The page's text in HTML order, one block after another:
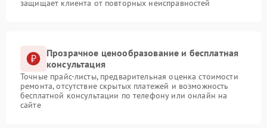
защищает клиента от повторных неисправностей
Прозрачное ценообразование и бесплатная
консультация
Точные прайс-листы, предварительная оценка стоимости
ремонта, отсутствие скрытых платежей и возможность
бесплатной консультации по телефону или онлайн на
сайте